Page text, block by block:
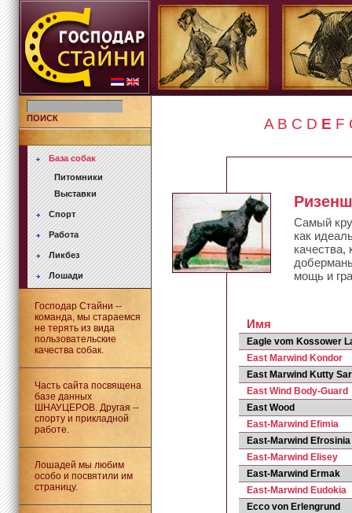
ПОИСК
База собак
Питомники
Выставки
Спорт
Работа
Ликбез
Лошади
Господар Стайни --
команда, мы стараемся
не терять из вида
пользовательские
качества собак.
Часть сайта посвящена
базе данных
ШНАУЦЕРОВ. Другая --
спорту и прикладной
работе.
Лошадей мы любим
особо и посвятили им
страницу.
A B C D E F
Самый
как
качества,
мощь и
Имя
Eagle vom Kossower
East Marwind Kondor
East Marwind Kutty
East Wind Body-Guard
East Wood
East-Marwind Efimia
East-Marwind Efrosinia
East-Marwind Elisey
East-Marwind Ermak
East-Marwind Eudokia
Ecco von Erlengrund